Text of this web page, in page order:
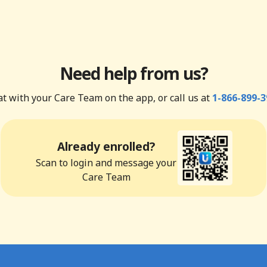
Need help from us?
with your Care Team on the app, or call us at 1-866-899-
Already enrolled?
Scan to login and message your
Care Team